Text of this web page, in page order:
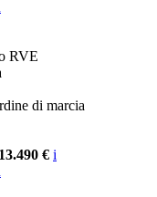
RVE
di marcia
€ i